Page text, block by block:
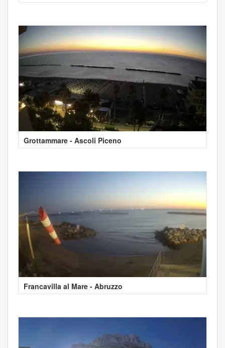
Grottammare - Ascoli Piceno
Francavilla al Mare - Abruzzo